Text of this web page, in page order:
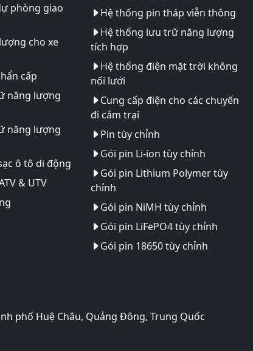
phòng giao
cho xe
cấp
năng lượng
năng lượng
ô tô di động
& UTV
Hệ thống pin tháp viễn thông
Hệ thống lưu trữ năng lượng
tích hợp
Hệ thống điện mặt trời không
nối lưới
Cung cấp điện cho các chuyến
đi cắm trại
Pin tùy chỉnh
Gói pin Li-ion tùy chỉnh
Gói pin Lithium Polymer tùy
chỉnh
Gói pin NiMH tùy chỉnh
Gói pin LiFePO4 tùy chỉnh
Gói pin 18650 tùy chỉnh
phố Huệ Châu, Quảng Đông, Trung Quốc